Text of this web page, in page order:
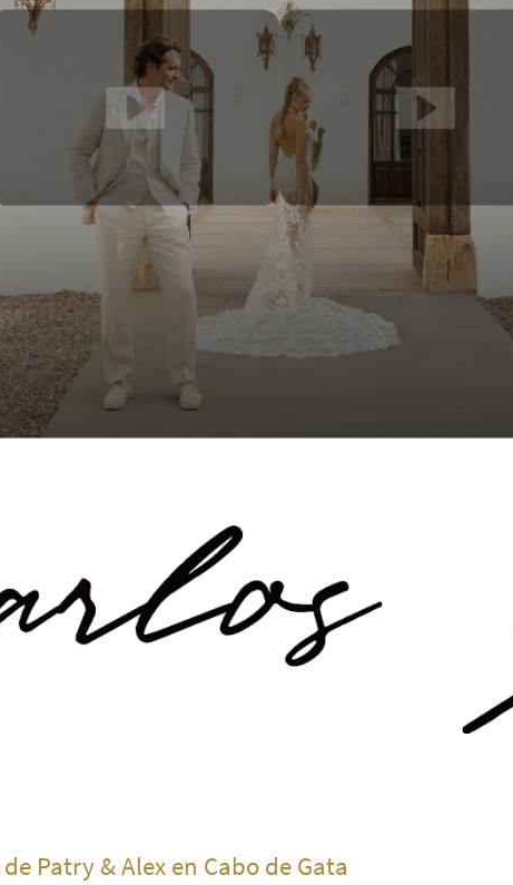
Patry & Alex en Cabo de Gata